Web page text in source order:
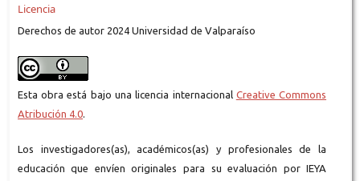
Licencia
Derechos de autor 2024 Universidad de Valparaíso
Esta obra está bajo una licencia internacional Creative Commons
Atribución 4.0.
Los investigadores(as), académicos(as) y profesionales de la
educación que envíen originales para su evaluación por IEYA